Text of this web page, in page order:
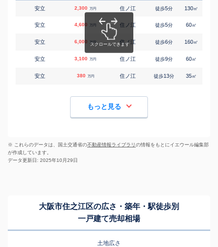
安立 2,300 万円 住ノ江 徒歩5分 130㎡
安立 4,600 万円 住ノ江 徒歩5分 60㎡
安立 6,000 万円 住ノ江 徒歩6分 160㎡
安立 3,100 万円 住ノ江 徒歩9分 60㎡
安立 380 万円 住ノ江 徒歩13分 35㎡
もっと見る
※ これらのデータは、国土交通省の不動産情報ライブラリの情報をもとにイエウール編集部
が作成しています。
データ更新日: 2025年10月29日
大阪市住之江区の広さ・築年・駅徒歩別
一戸建て売却相場
土地広さ